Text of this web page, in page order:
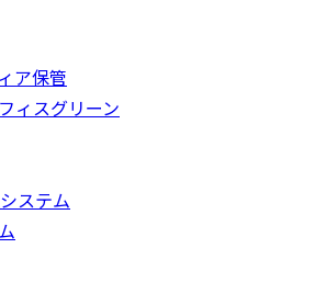
ア保管
ィスグリーン
ステム